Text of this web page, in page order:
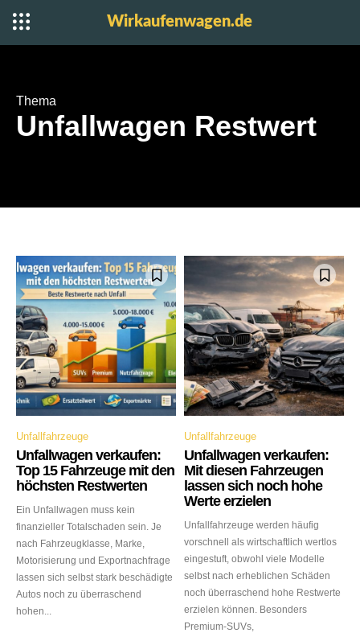
Wirkaufenwagen.de
Thema
Unfallwagen Restwert
Unfallfahrzeuge
Unfallwagen verkaufen:
Top 15 Fahrzeuge mit den
höchsten Restwerten
Ein Unfallwagen muss kein
finanzieller Totalschaden sein. Je
nach Fahrzeugklasse, Marke,
Motorisierung und Exportnachfrage
lassen sich selbst stark beschädigte
Autos noch zu überraschend
hohen...
Unfallfahrzeuge
Unfallwagen verkaufen:
Mit diesen Fahrzeugen
lassen sich noch hohe
Werte erzielen
Unfallfahrzeuge werden häufig
vorschnell als wirtschaftlich wertlos
eingestuft, obwohl viele Modelle
selbst nach erheblichen Schäden
noch überraschend hohe Restwerte
erzielen können. Besonders
Premium-SUVs,